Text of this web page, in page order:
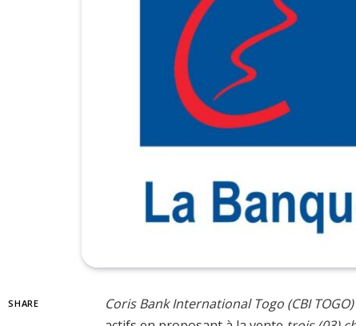
SHARE Coris Bank International Togo (CBI TOGO)